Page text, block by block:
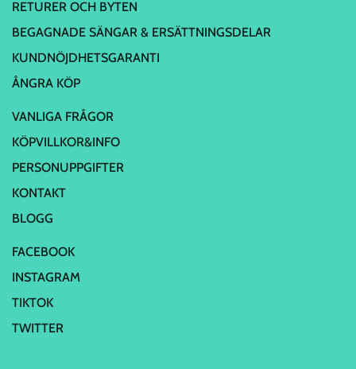
RETURER OCH BYTEN
BEGAGNADE SÄNGAR & ERSÄTTNINGSDELAR
KUNDNÖJDHETSGARANTI
ÅNGRA KÖP
VANLIGA FRÅGOR
KÖPVILLKOR&INFO
PERSONUPPGIFTER
KONTAKT
BLOGG
FACEBOOK
INSTAGRAM
TIKTOK
TWITTER